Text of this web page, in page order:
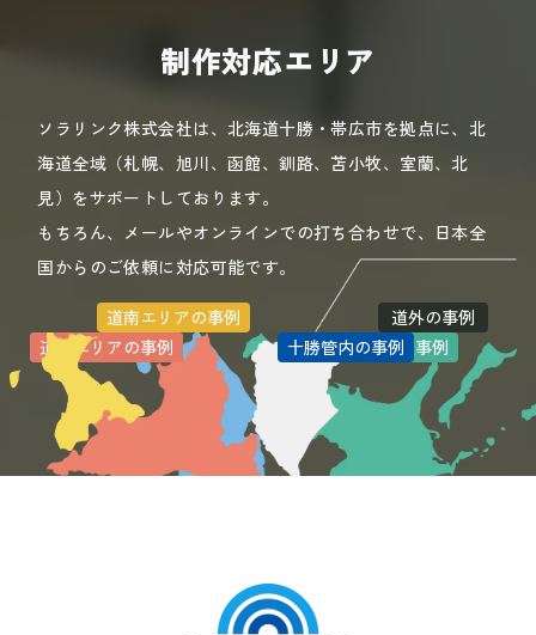
制作対応エリア
ソラリンク株式会社は、北海道十勝・帯広市を拠点に、北
海道全域（札幌、旭川、函館、釧路、苫小牧、室蘭、北
見）をサポートしております。
もちろん、メールやオンラインでの打ち合わせで、日本全
国からのご依頼に対応可能です。
道北エリアの事例 道東エリアの事例
道央エリアの事例
道南エリアの事例
十勝管内の事例
道外の事例